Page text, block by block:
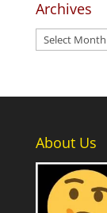
Archives
Archives
About Us